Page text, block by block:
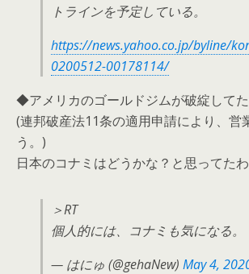
トラインを予定している。
https://news.yahoo.co.jp/byline/
0200512-00178114/
◆アメリカのゴールドジムが破綻して
(連邦破産法11条の適用申請により、営
う。)
日本のコナミはどうかな？と思ってたわ
＞RT
個人的には、コナミも気になる。
— はにゅ (@gehaNew) May 4,